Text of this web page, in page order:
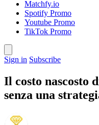
Matchfy.io
Spotify Promo
Youtube Promo
TikTok Promo
Sign in Subscribe
Il costo nascosto
senza una